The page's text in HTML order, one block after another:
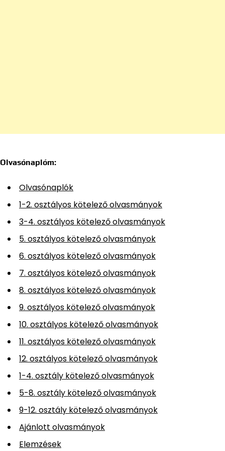
Olvasónaplóm:
Olvasónaplók
1-2. osztályos kötelező olvasmányok
3-4. osztályos kötelező olvasmányok
5. osztályos kötelező olvasmányok
6. osztályos kötelező olvasmányok
7. osztályos kötelező olvasmányok
8. osztályos kötelező olvasmányok
9. osztályos kötelező olvasmányok
10. osztályos kötelező olvasmányok
11. osztályos kötelező olvasmányok
12. osztályos kötelező olvasmányok
1-4. osztály kötelező olvasmányok
5-8. osztály kötelező olvasmányok
9-12. osztály kötelező olvasmányok
Ajánlott olvasmányok
Elemzések